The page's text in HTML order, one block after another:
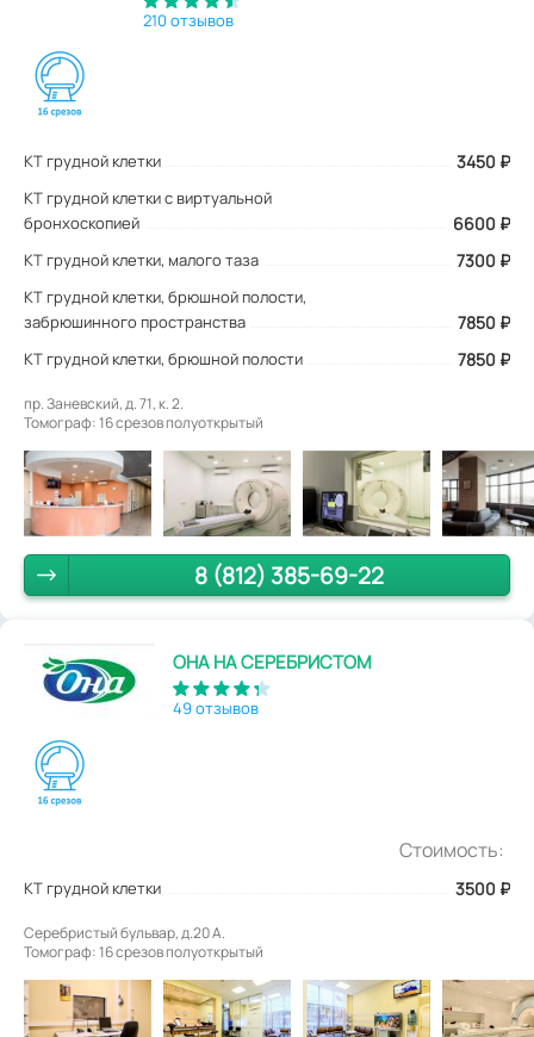
210 отзывов
КТ грудной клетки 3450 ₽
КТ грудной клетки с виртуальной
бронхоскопией
6600 ₽
КТ грудной клетки, малого таза 7300 ₽
КТ грудной клетки, брюшной полости,
забрюшинного пространства
7850 ₽
КТ грудной клетки, брюшной полости 7850 ₽
пр. Заневский, д. 71, к. 2.
Томограф: 16 срезов полуоткрытый
8 (812) 385-69-22
ОНА НА СЕРЕБРИСТОМ
49 отзывов
Стоимость:
КТ грудной клетки 3500 ₽
Серебристый бульвар, д.20 А.
Томограф: 16 срезов полуоткрытый